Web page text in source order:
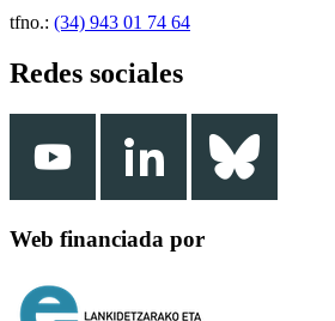
tfno.: (34) 943 01 74 64
Redes sociales
Web financiada por